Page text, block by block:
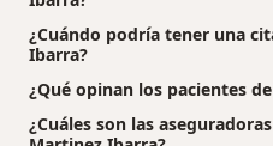
¿Cuándo podría tener una
Ibarra?
¿Qué opinan los pacientes
¿Cuáles son las